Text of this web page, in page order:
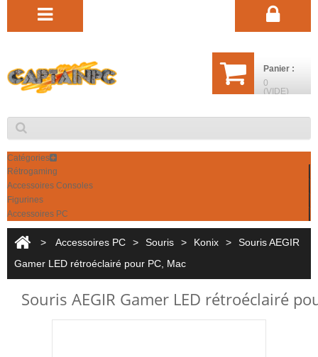
Panier :
0
(VIDE)
Catégories
Rétrogaming
Accessoires Consoles
Figurines
Accessoires PC
> Accessoires PC > Souris > Konix >
Souris AEGIR
Gamer LED rétroéclairé pour PC, Mac
Souris AEGIR Gamer LED rétroéclairé